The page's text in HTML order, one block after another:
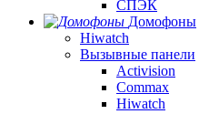
СПЭК
Домофоны
Hiwatch
Вызывные панели
Activision
Commax
Hiwatch